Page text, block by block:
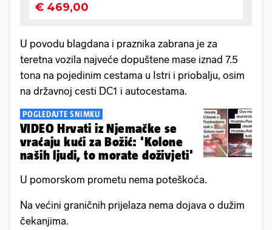
U povodu blagdana i praznika zabrana je za
teretna vozila najveće dopuštene mase iznad 7.5
tona na pojedinim cestama u Istri i priobalju, osim
na državnoj cesti DC1 i autocestama.
POGLEDAJTE SNIMKU
VIDEO Hrvati iz Njemačke se
vraćaju kući za Božić: 'Kolone
naših ljudi, to morate doživjeti'
U pomorskom prometu nema poteškoća.
Na većini graničnih prijelaza nema dojava o dužim
čekanjima.